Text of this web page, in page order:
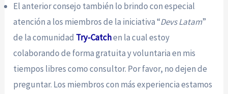
El anterior consejo también lo brindo con especial
atención a los miembros de la iniciativa “Devs Latam”
de la comunidad Try-Catchen la cual estoy
colaborando de forma gratuita y voluntaria en mis
tiempos libres como consultor. Por favor, no dejen de
preguntar. Los miembros con más experiencia estamos